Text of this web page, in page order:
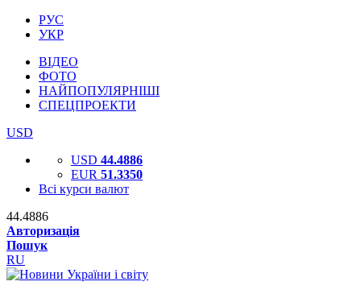
РУС
УКР
ВІДЕО
ФОТО
НАЙПОПУЛЯРНІШІ
СПЕЦПРОЕКТИ
USD
USD 44.4886
EUR 51.3350
Всі курси валют
44.4886
Авторизація
Пошук
RU